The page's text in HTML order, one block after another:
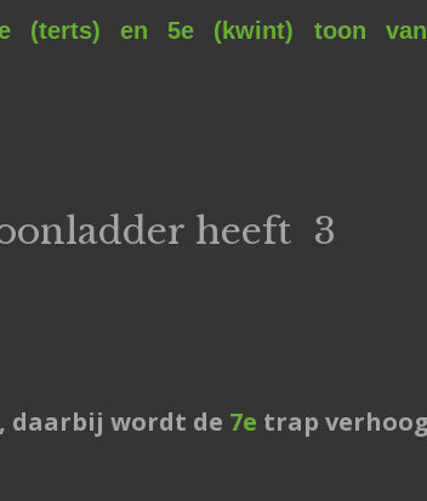
(terts) en 5e (kwint) toon
heeft 3
, daarbij wordt de 7e trap